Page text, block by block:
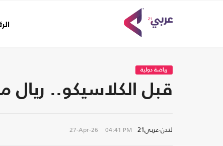
رياضة دولية
قبل الكلاسيكو..
لندن-عربي21 27-Apr-26 04:41 PM